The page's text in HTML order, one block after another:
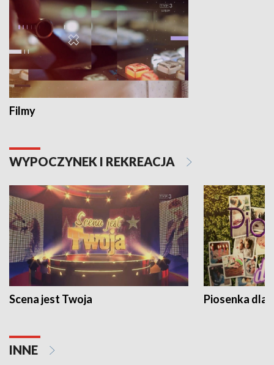
Filmy
WYPOCZYNEK I REKREACJA
Scena jest Twoja Piosenka dla
INNE